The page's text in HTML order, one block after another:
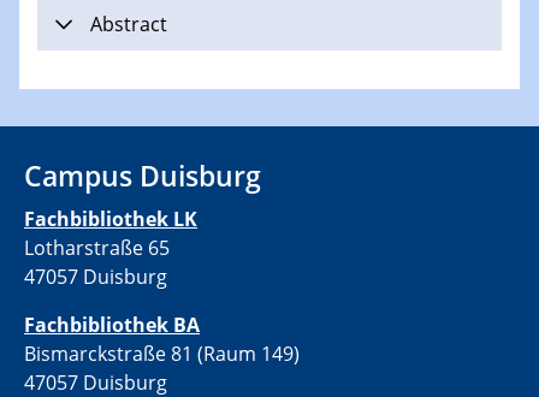
Abstract
Campus Duisburg
Fachbibliothek LK
Lotharstraße 65
47057 Duisburg
Fachbibliothek BA
Bismarckstraße 81 (Raum 149)
47057 Duisburg